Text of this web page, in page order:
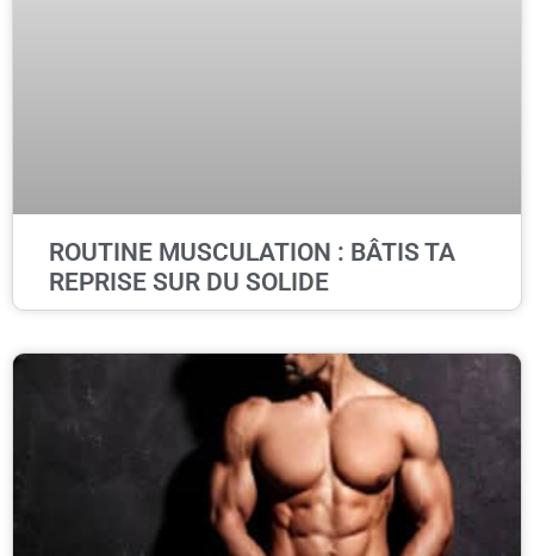
ROUTINE MUSCULATION : BÂTIS TA
REPRISE SUR DU SOLIDE